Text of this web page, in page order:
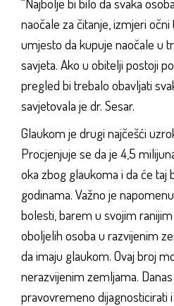
naočale za čitanje, izmjeri očni
umjesto da kupuje naočale u
savjeta. Ako u obitelji postoji
pregled bi trebalo obavljati
savjetovala je dr. Sesar.
Glaukom je drugi najčešći
Procjenjuje se da je 4,5
oka zbog glaukoma i da će taj
godinama. Važno je
bolesti, barem u svojim
oboljelih osoba u razvijenim
da imaju glaukom. Ovaj broj
nerazvijenim zemljama.
pravovremeno dijagnosticirati